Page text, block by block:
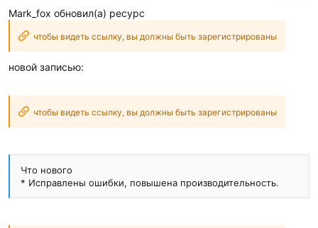
Mark_fox обновил(а) ресурс
чтобы видеть ссылку, вы должны быть зарегистрированы
новой записью:
чтобы видеть ссылку, вы должны быть зарегистрированы
Что нового
* Исправлены ошибки, повышена производительность.